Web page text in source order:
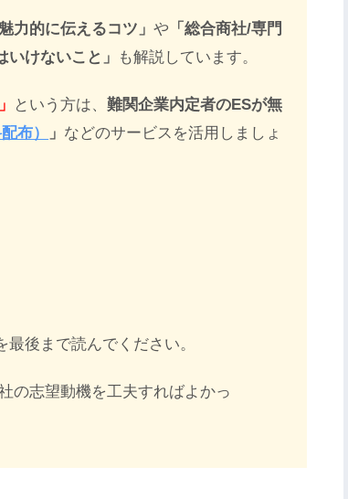
力的に伝えるコツ」や 「総合商社/専門
けないこと」
も解説しています。
という方は、難関企業内定者のESが無
布） 」 などのサービスを活用しましょ
後まで読んでください。
の志望動機を工夫すればよかっ